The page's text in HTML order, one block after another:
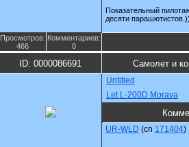
Показательный
десяти
Просмотров:
466
Комментариев:
0
ID: 0000086691 Самолет и
Untitled
Let L-200D Morava
UR-WLD (cn 171404)